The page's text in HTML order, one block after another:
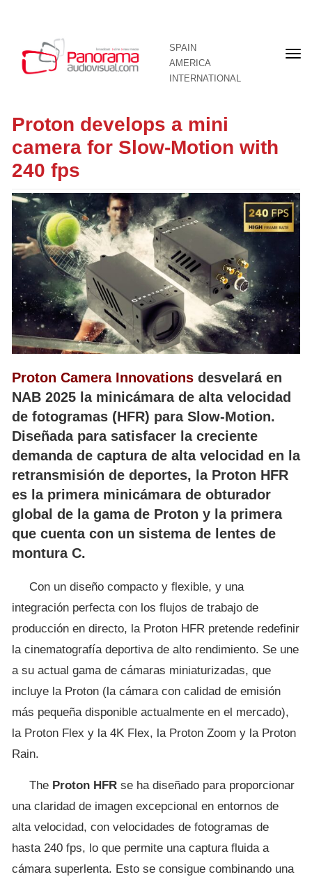
SPAIN
AMERICA
INTERNATIONAL
Proton develops a mini
camera for Slow-Motion with
240 fps
Proton Camera Innovations desvelará en
NAB 2025 la minicámara de alta velocidad
de fotogramas (HFR) para Slow-Motion.
Diseñada para satisfacer la creciente
demanda de captura de alta velocidad en la
retransmisión de deportes, la Proton HFR
es la primera minicámara de obturador
global de la gama de Proton y la primera
que cuenta con un sistema de lentes de
montura C.
Con un diseño compacto y flexible, y una
integración perfecta con los flujos de trabajo de
producción en directo, la Proton HFR pretende redefinir
la cinematografía deportiva de alto rendimiento. Se une
a su actual gama de cámaras miniaturizadas, que
incluye la Proton (la cámara con calidad de emisión
más pequeña disponible actualmente en el mercado),
la Proton Flex y la 4K Flex, la Proton Zoom y la Proton
Rain.
The Proton HFR se ha diseñado para proporcionar
una claridad de imagen excepcional en entornos de
alta velocidad, con velocidades de fotogramas de
hasta 240 fps, lo que permite una captura fluida a
cámara superlenta. Esto se consigue combinando una